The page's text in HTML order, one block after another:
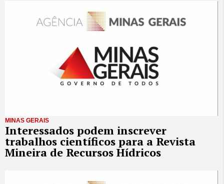
MINAS GERAIS
Interessados podem inscrever
trabalhos científicos para a Revista
Mineira de Recursos Hídricos